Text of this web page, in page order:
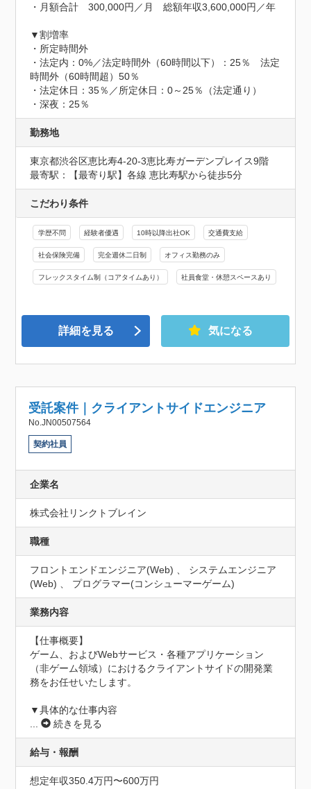
・月額合計　300,000円／月　総額年収3,600,000円／年
▼割増率
・所定時間外
・法定内：0%／法定時間外（60時間以下）：25％　法定
時間外（60時間超）50％
・法定休日：35％／所定休日：0～25％（法定通り）
・深夜：25％
勤務地
東京都渋谷区恵比寿4-20-3恵比寿ガーデンプレイス9階
最寄駅：【最寄り駅】各線 恵比寿駅から徒歩5分
こだわり条件
学歴不問 経験者優遇 10時以降出社OK 交通費支給
社会保険完備 完全週休二日制 オフィス勤務のみ
フレックスタイム制（コアタイムあり） 社員食堂・休憩スペースあり
詳細を見る 気になる
受託案件｜クライアントサイドエンジニア
No.JN00507564
契約社員
企業名
株式会社リンクトブレイン
職種
フロントエンドエンジニア(Web) 、 システムエンジニア
(Web) 、 プログラマー(コンシューマーゲーム)
業務内容
【仕事概要】
ゲーム、およびWebサービス・各種アプリケーション
（非ゲーム領域）におけるクライアントサイドの開発業
務をお任せいたします。
...
続きを見る
給与・報酬
想定年収350.4万円〜600万円